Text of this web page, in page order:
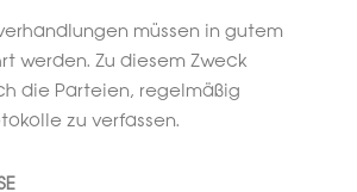
müssen in gutem
werden. Zu diesem Zweck
die Parteien, regelmäßig
zu verfassen.